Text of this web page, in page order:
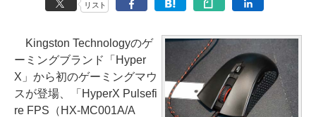
リスト
Kingston Technologyのゲ
ーミングブランド「Hyper
X」から初のゲーミングマウ
スが登場、「HyperX Pulsefi
re FPS（HX-MC001A/A